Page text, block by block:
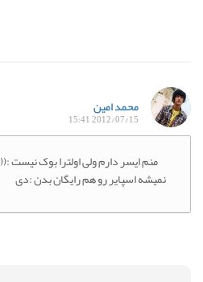
محمد امین
2012/07/15 15:41
منم ایسر دارم ولی اولترا بوک نیست :((
نمیشه اسپایر رو هم رایگان بدن :دی